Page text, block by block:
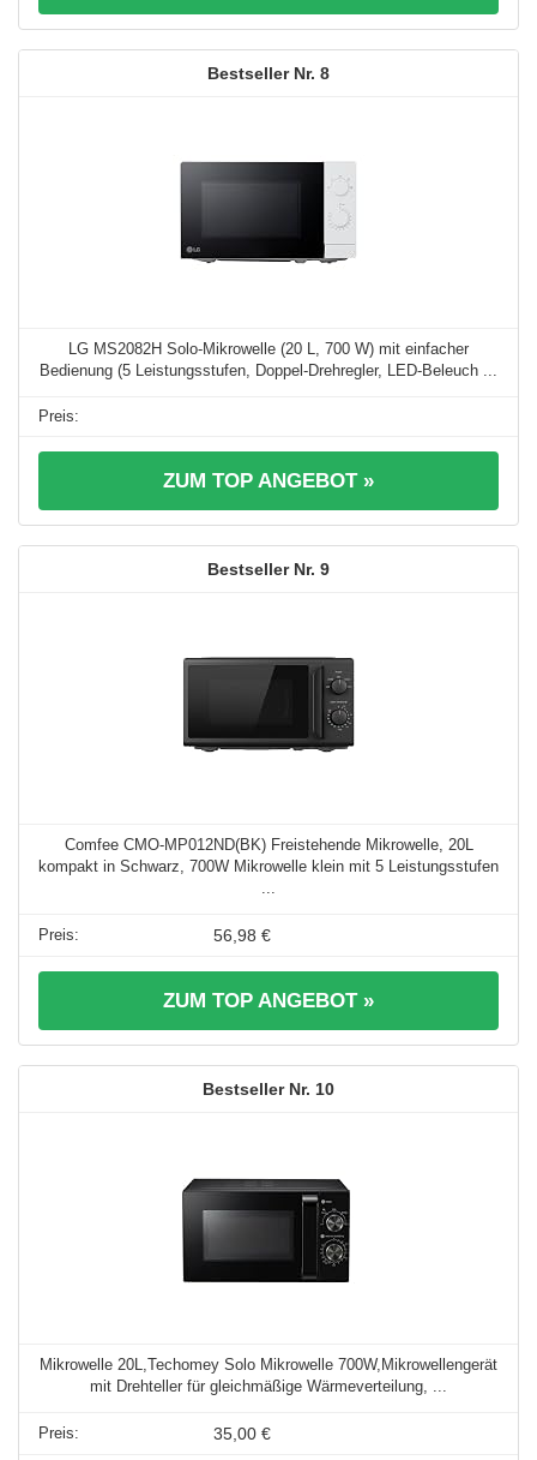
8
LG MS2082H Solo-Mikrowelle (20 L, 700 W) mit einfacher
Bedienung (5 Leistungsstufen, Doppel-Drehregler, LED-Beleuch ...
ZUM TOP ANGEBOT »
9
Comfee CMO-MP012ND(BK) Freistehende Mikrowelle, 20L
kompakt in Schwarz, 700W Mikrowelle klein mit 5 Leistungsstufen
...
56,98 €
ZUM TOP ANGEBOT »
10
Mikrowelle 20L,Techomey Solo Mikrowelle 700W,Mikrowellengerät
mit Drehteller für gleichmäßige Wärmeverteilung, ...
35,00 €